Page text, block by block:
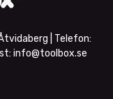
| Telefon:
info@toolbox.se